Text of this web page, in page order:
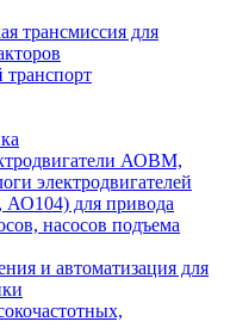
трансмиссия для
АОВМ,
электродвигателей
для привода
насосов подъема
и автоматизация для